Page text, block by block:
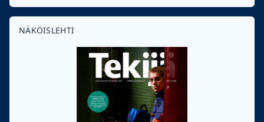
NÄKÖISLEHTI